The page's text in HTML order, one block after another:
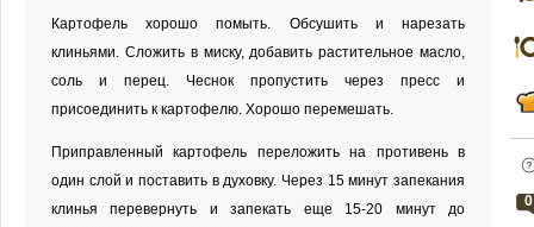
Картофель хорошо помыть. Обсушить и нарезать
клиньями. Сложить в миску, добавить растительное масло,
соль и перец. Чеснок пропустить через пресс и
присоединить к картофелю. Хорошо перемешать.
Приправленный картофель переложить на противень в
один слой и поставить в духовку. Через 15 минут запекания
клинья перевернуть и запекать еще 15-20 минут до
0